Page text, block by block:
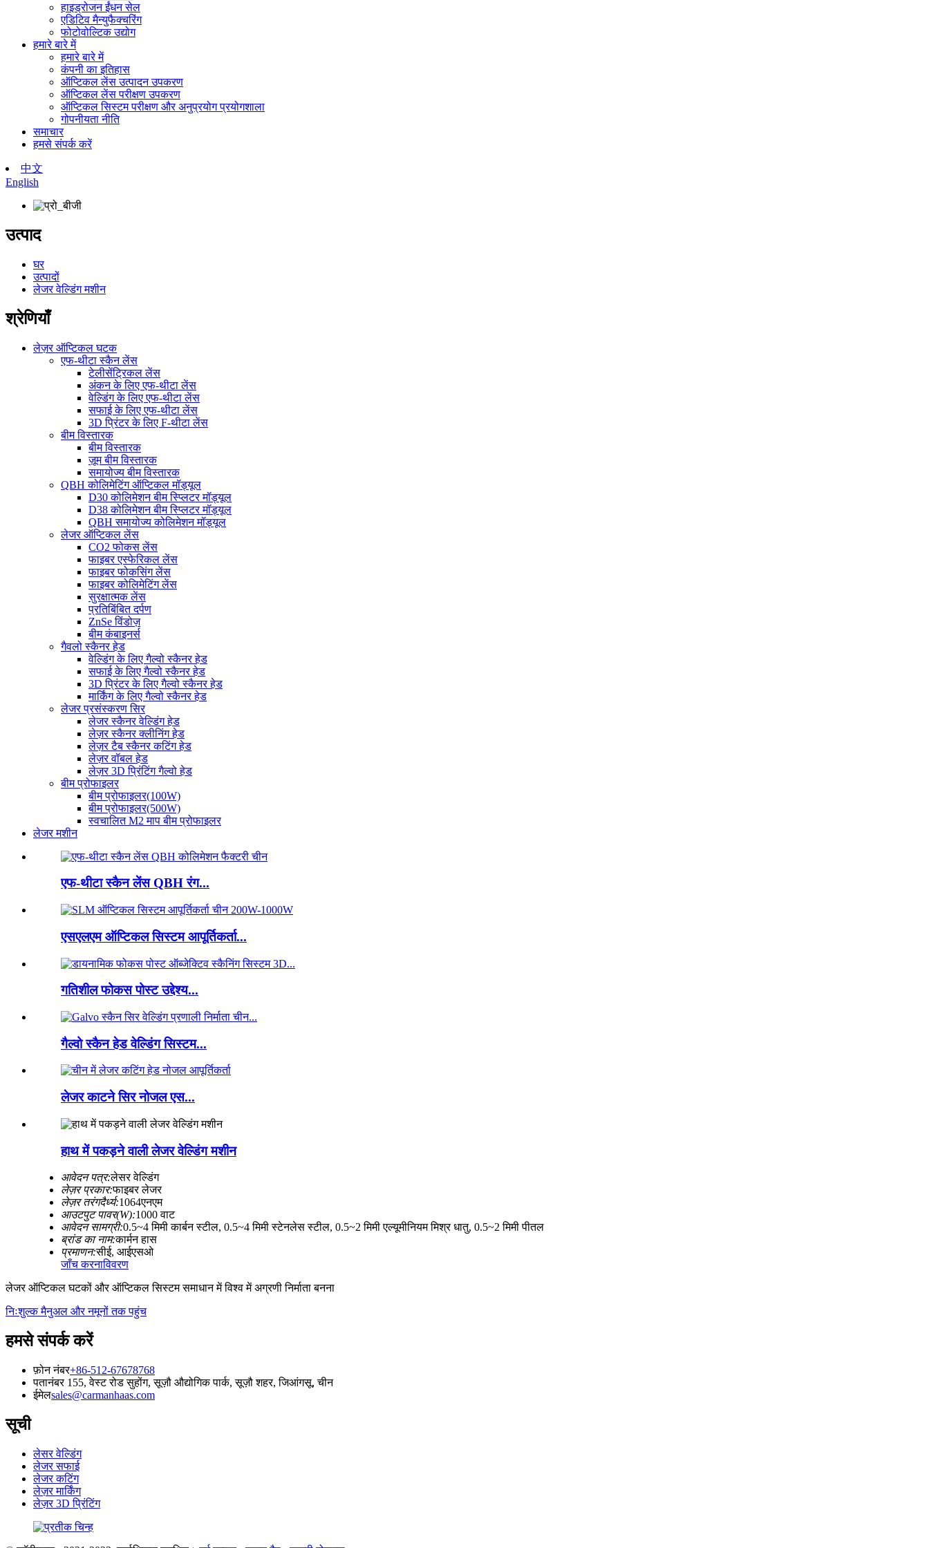
हाइड्रोजन ईंधन सेल
एडिटिव मैन्युफैक्चरिंग
फोटोवोल्टिक उद्योग
हमारे बारे में
हमारे बारे में
कंपनी का इतिहास
ऑप्टिकल लेंस उत्पादन उपकरण
ऑप्टिकल लेंस परीक्षण उपकरण
ऑप्टिकल सिस्टम परीक्षण और अनुप्रयोग प्रयोगशाला
गोपनीयता नीति
समाचार
हमसे संपर्क करें
中文
English
उत्पाद
घर
उत्पादों
लेजर वेल्डिंग मशीन
श्रेणियाँ
लेज़र ऑप्टिकल घटक
एफ-थीटा स्कैन लेंस
टेलीसेंट्रिकल लेंस
अंकन के लिए एफ-थीटा लेंस
वेल्डिंग के लिए एफ-थीटा लेंस
सफाई के लिए एफ-थीटा लेंस
3D प्रिंटर के लिए F-थीटा लेंस
बीम विस्तारक
बीम विस्तारक
ज़ूम बीम विस्तारक
समायोज्य बीम विस्तारक
QBH कोलिमेटिंग ऑप्टिकल मॉड्यूल
D30 कोलिमेशन बीम स्प्लिटर मॉड्यूल
D38 कोलिमेशन बीम स्प्लिटर मॉड्यूल
QBH समायोज्य कोलिमेशन मॉड्यूल
लेजर ऑप्टिकल लेंस
CO2 फोकस लेंस
फाइबर एस्फेरिकल लेंस
फाइबर फोकसिंग लेंस
फाइबर कोलिमेटिंग लेंस
सुरक्षात्मक लेंस
प्रतिबिंबित दर्पण
ZnSe विंडोज़
बीम कंबाइनर्स
गैवलो स्कैनर हेड
वेल्डिंग के लिए गैल्वो स्कैनर हेड
सफाई के लिए गैल्वो स्कैनर हेड
3D प्रिंटर के लिए गैल्वो स्कैनर हेड
मार्किंग के लिए गैल्वो स्कैनर हेड
लेजर प्रसंस्करण सिर
लेजर स्कैनर वेल्डिंग हेड
लेज़र स्कैनर क्लीनिंग हेड
लेज़र टैब स्कैनर कटिंग हेड
लेज़र वॉबल हेड
लेज़र 3D प्रिंटिंग गैल्वो हेड
बीम प्रोफाइलर
बीम प्रोफाइलर(100W)
बीम प्रोफाइलर(500W)
स्वचालित M2 माप बीम प्रोफाइलर
लेजर मशीन
एफ-थीटा स्कैन लेंस QBH रंग...
एसएलएम ऑप्टिकल सिस्टम आपूर्तिकर्ता...
गतिशील फोकस पोस्ट उद्देश्य...
गैल्वो स्कैन हेड वेल्डिंग सिस्टम...
लेजर काटने सिर नोजल एस...
हाथ में पकड़ने वाली लेजर वेल्डिंग मशीन
आवेदन पत्र:लेसर वेल्डिंग
लेज़र प्रकार:फाइबर लेजर
लेज़र तरंगदैर्ध्य:1064एनएम
आउटपुट पावर(W):1000 वाट
आवेदन सामग्री:0.5~4 मिमी कार्बन स्टील, 0.5~4 मिमी स्टेनलेस स्टील, 0.5~2 मिमी एल्यूमीनियम मिश्र धातु, 0.5~2 मिमी पीतल
ब्रांड का नाम:कार्मन हास
प्रमाणन:सीई, आईएसओ
जाँच करनाविवरण
लेजर ऑप्टिकल घटकों और ऑप्टिकल सिस्टम समाधान में विश्व में अग्रणी निर्माता बनना
निःशुल्क मैनुअल और नमूनों तक पहुंच
हमसे संपर्क करें
फ़ोन नंबर+86-512-67678768
पतानंबर 155, वेस्ट रोड सुहोंग, सूज़ौ औद्योगिक पार्क, सूज़ौ शहर, जिआंगसू, चीन
ईमेलsales@carmanhaas.com
सूची
लेसर वेल्डिंग
लेजर सफाई
लेजर कटिंग
लेज़र मार्किंग
लेज़र 3D प्रिंटिंग